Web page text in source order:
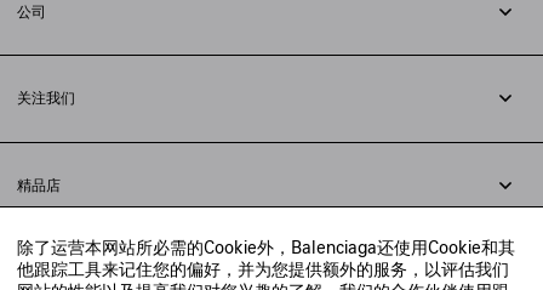
除了运营本网站所必需的Cookie外，Balenciaga还使用Cookie和其
他跟踪工具来记住您的偏好，并为您提供额外的服务，以评估我们
配送方式
支付
常见问题解答
公司
法律问题
联合国世界粮食计划署
举报平台
关注我们
小红书
精品店
寻找附近的精品店
实时聊天客服